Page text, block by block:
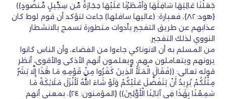
جَعَلْنَا عَالِيَهَا سَافِلَهَا وَأَمْطَرْنَا عَلَيْهَا حِجَارَةً مِّن سِجِّيلٍ مَّنضُودٍ))
{هود: ٨٢}، فعبارة: (عاليها سافلها) جاءت لتؤكد أن قوم لوط كان
عذابهم عن طريق التفجير بأدوات متطورة تسمح بالانشطار
النووي لذلك التفجير.
من المسلم به أن الانوناكي جاءوا من الفضاء، وأن الناس كانوا
يرونهم ويتعاملون مهم، ويعلمون أنهم الأذكى والأقوى، أنظر
قوله تعالى: ((فَقَالَ الْمَلَأُ الَّذِينَ كَفَرُوا مِنْ قَوْمِهِ مَا هَٰذَا إِلَّا بَشَرٌ
مِثْلُكُمْ يُرِيدُ أَنْ يَتَفَضَّلَ عَلَيْكُمْ وَلَوْ شَاءَ اللَّهُ لَأَنْزَلَ مَلَائِكَةً مَا
سَمِعْنَا بِهَٰذَا فِي آبَائِنَا الْأَوَّلِينَ)) {المؤمنون: ٢٤}، بمعنى أنهم